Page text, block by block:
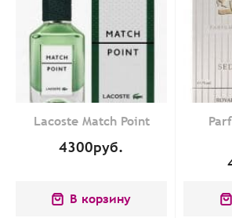
Lacoste Match Point
4300руб.
В корзину